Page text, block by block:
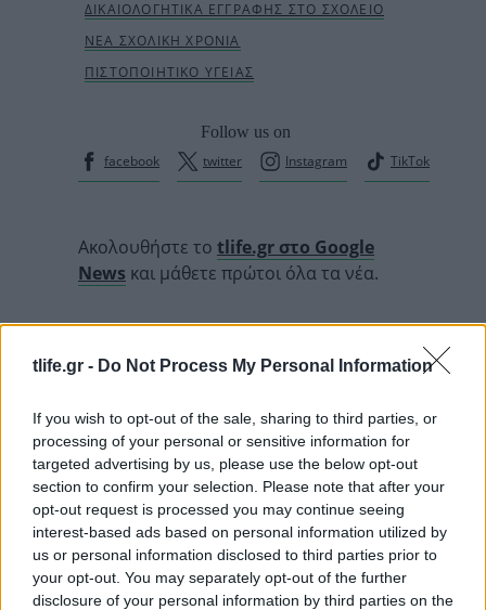
tlife.gr - Do Not Process My Personal Information
If you wish to opt-out of the sale, sharing to third parties, or
processing of your personal or sensitive information for
targeted advertising by us, please use the below opt-out
section to confirm your selection. Please note that after your
opt-out request is processed you may continue seeing
interest-based ads based on personal information utilized by
us or personal information disclosed to third parties prior to
your opt-out. You may separately opt-out of the further
disclosure of your personal information by third parties on the
Follow us on
facebook
twitter Instagram TikTok
Ακολουθήστε το tlife.gr στο Google
News και μάθετε πρώτοι όλα τα νέα.
READ MORE